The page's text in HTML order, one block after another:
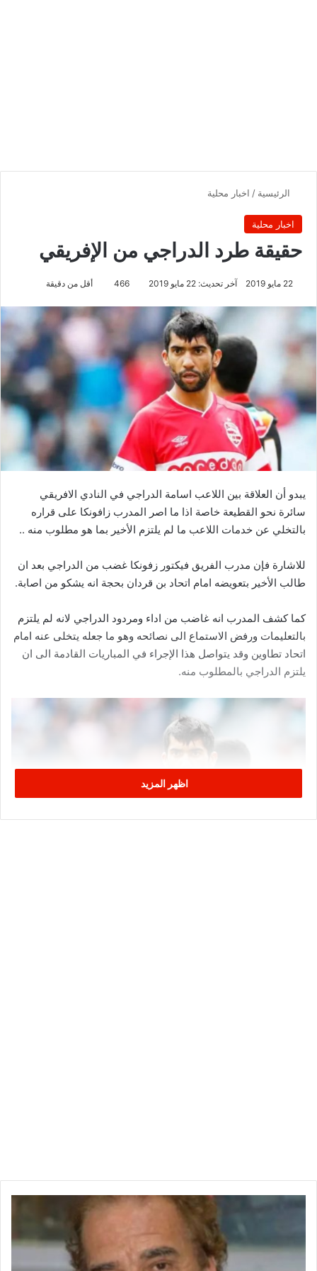
الرئيسية / اخبار محلية
اخبار محلية
حقيقة طرد الدراجي من الإفريقي
22 مايو 2019 آخر تحديث: 22 مايو 2019 466 أقل من دقيقة
يبدو أن العلاقة بين اللاعب اسامة الدراجي في النادي الافريقي
سائرة نحو القطيعة خاصة اذا ما اصر المدرب زافونكا على قراره
بالتخلي عن خدمات اللاعب ما لم يلتزم الأخير بما هو مطلوب منه ..
للاشارة فإن مدرب الفريق فيكتور زفونكا غضب من الدراجي بعد ان
طالب الأخير بتعويضه امام اتحاد بن قردان بحجة انه يشكو من اصابة.
كما كشف المدرب انه غاضب من اداء ومردود الدراجي لانه لم يلتزم
بالتعليمات ورفض الاستماع الى نصائحه وهو ما جعله يتخلى عنه امام
اتحاد تطاوين وقد يتواصل هذا الإجراء في المباريات القادمة الى ان
يلتزم الدراجي بالمطلوب منه.
اظهر المزيد
ف